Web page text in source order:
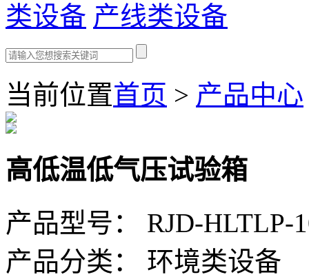
类设备 产线类设备
当前位置首页 > 产品中心
高低温低气压试验箱
产品型号： RJD-HLTLP-
产品分类： 环境类设备